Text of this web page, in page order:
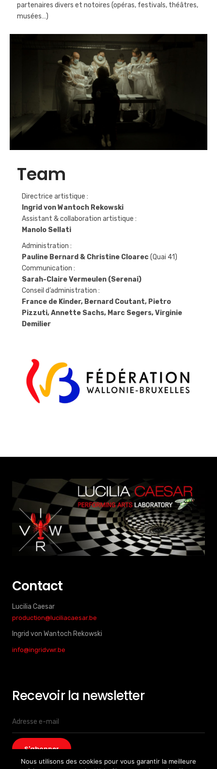
partenaires divers et notoires (opéras, festivals, théâtres,
musées…)
Team
Directrice artistique :
Ingrid von Wantoch Rekowski
Assistant & collaboration artistique :
Manolo Sellati
Administration :
Pauline Bernard & Christine Cloarec(Quai 41)
Communication :
Sarah-Claire Vermeulen (Serenai)
Conseil d’administration :
France de Kinder, Bernard Coutant, Pietro
Pizzuti, Annette Sachs, Marc Segers, Virginie
Demilier
Contact
Lucilia Caesar
production@luciliacaesar.be
Ingrid von Wantoch Rekowski
info@ingridvwr.be
Recevoir la newsletter
Nous utilisons des cookies pour vous garantir la meilleure